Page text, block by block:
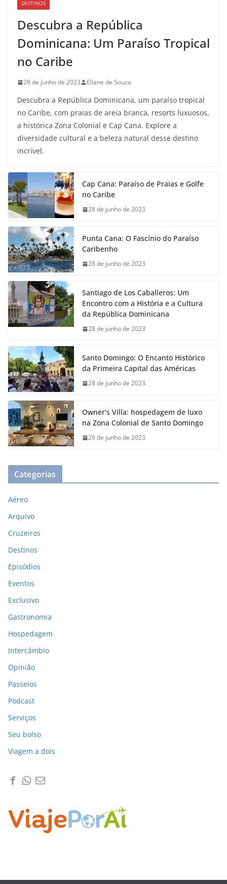
DESTINOS
Descubra a República
Dominicana: Um Paraíso Tropical
no Caribe
28 de junho de 2023 Eliane de Souza
Descubra a República Dominicana, um paraíso tropical
no Caribe, com praias de areia branca, resorts luxuosos,
a histórica Zona Colonial e Cap Cana. Explore a
diversidade cultural e a beleza natural desse destino
incrível.
Cap Cana: Paraíso de Praias e Golfe
no Caribe
28 de junho de 2023
Punta Cana: O Fascínio do Paraíso
Caribenho
28 de junho de 2023
Santiago de Los Caballeros: Um
Encontro com a História e a Cultura
da República Dominicana
28 de junho de 2023
Santo Domingo: O Encanto Histórico
da Primeira Capital das Américas
28 de junho de 2023
Owner’s Villa: hospedagem de luxo
na Zona Colonial de Santo Domingo
26 de junho de 2023
Categorias
Aéreo
Arquivo
Cruzeiros
Destinos
Episódios
Eventos
Exclusivo
Gastronomia
Hospedagem
Intercâmbio
Opinião
Passeios
Podcast
Serviços
Seu bolso
Viagem a dois